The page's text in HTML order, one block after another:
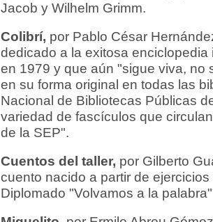
Jacob y Wilhelm Grimm.
Colibrí, por Pablo César
dedicado a la exitosa enciclopedia
en 1979 y que aún "sigue viva, no
en su forma original en todas las
Nacional de Bibliotecas Públicas
variedad de fascículos que
de la SEP".
Cuentos del taller, por Gilberto
cuento nacido a partir de
Diplomado "Volvamos a la